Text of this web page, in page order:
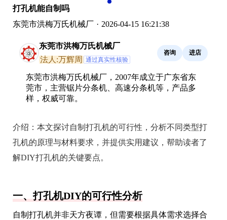
打孔机能自制吗
东莞市洪梅万氏机械厂 · 2026-04-15 16:21:38
东莞市洪梅万氏机械厂
法人:万辉周
通过真实性核验
咨询 进店
东莞市洪梅万氏机械厂，2007年成立于广东省东
莞市，主营锯片分条机、高速分条机等，产品多
样，权威可靠。
介绍： 本文探讨自制打孔机的可行性，分析不同类型打
孔机的原理与材料要求，并提供实用建议，帮助读者了
解DIY打孔机的关键要点。
一、打孔机DIY的可行性分析
自制打孔机并非天方夜谭，但需要根据具体需求选择合